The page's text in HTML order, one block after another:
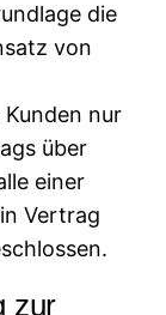
die
von
nur
über
einer
Vertrag
zur